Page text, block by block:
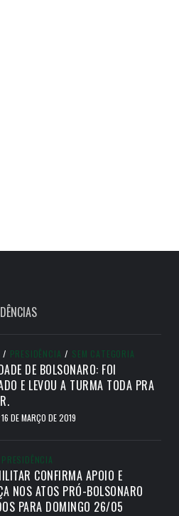
/ PRESIDÊNCIA / SEM CATEGORIA
DE BOLSONARO: FOI
E LEVOU A TURMA TODA PRA
16 DE MARÇO DE 2019
PRESIDÊNCIA
CONFIRMA APOIO E
NOS ATOS PRÓ-BOLSONARO
PARA DOMINGO 26/05